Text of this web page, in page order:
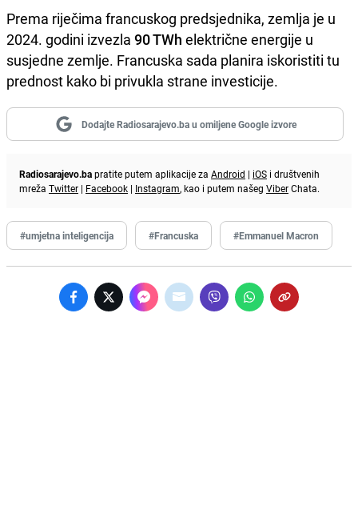
Prema riječima francuskog predsjednika, zemlja je u
2024. godini izvezla 90 TWh električne energije u
susjedne zemlje. Francuska sada planira iskoristiti tu
prednost kako bi privukla strane investicije.
Dodajte Radiosarajevo.ba u omiljene Google izvore
Radiosarajevo.bapratite putem aplikacije za Android | iOS i društvenih
mreža Twitter | Facebook | Instagram, kao i putem našeg ViberChata.
#umjetna inteligencija #Francuska #Emmanuel Macron